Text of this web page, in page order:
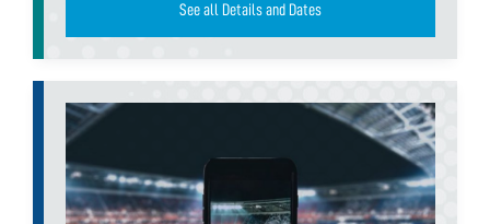
See all Details and Dates